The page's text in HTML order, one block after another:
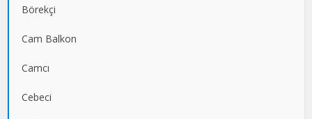
Börekçi
Cam Balkon
Camcı
Cebeci